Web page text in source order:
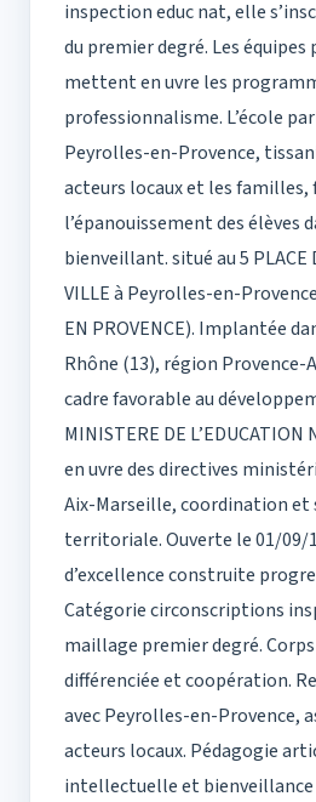
inspection educ nat, elle
du premier degré. Les équipes
mettent en uvre les
professionnalisme. L’école
Peyrolles-en-Provence,
acteurs locaux et les
l’épanouissement des élèves
bienveillant. situé au 5 PLACE
VILLE à Peyrolles-en-
EN PROVENCE). Implantée
Rhône (13), région Provence-
cadre favorable au
MINISTERE DE
en uvre des directives
Aix-Marseille, coordination et
territoriale. Ouverte le 01/09/
d’excellence construite
Catégorie circonscriptions
maillage premier degré.
différenciée et coopération.
avec Peyrolles-en-Provence,
acteurs locaux. Pédagogie
intellectuelle et bienveillance